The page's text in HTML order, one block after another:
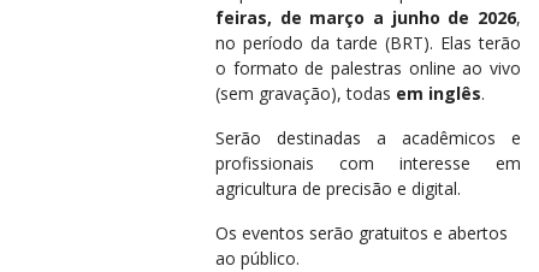
feiras, de março a junho de 2026,
no período da tarde (BRT). Elas terão
o formato de palestras online ao vivo
(sem gravação), todas em inglês.
Serão destinadas a acadêmicos e
profissionais com interesse em
agricultura de precisão e digital.
Os eventos serão gratuitos e abertos
ao público.